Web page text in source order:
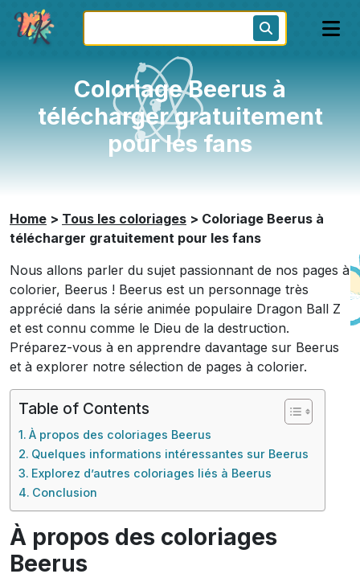
Coloriage Beerus à
télécharger gratuitement
pour les fans
Home > Tous les coloriages > Coloriage Beerus à
télécharger gratuitement pour les fans
Nous allons parler du sujet passionnant de nos pages à
colorier, Beerus ! Beerus est un personnage très
apprécié dans la série animée populaire Dragon Ball Z
et est connu comme le Dieu de la destruction.
Préparez-vous à en apprendre davantage sur Beerus
et à explorer notre sélection de pages à colorier.
Table of Contents
À propos des coloriages Beerus
Quelques informations intéressantes sur Beerus
Explorez d’autres coloriages liés à Beerus
Conclusion
À propos des coloriages
Beerus